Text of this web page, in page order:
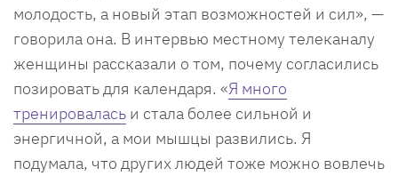
молодость, а новый этап возможностей и сил», —
говорила она. В интервью местному телеканалу
женщины рассказали о том, почему согласились
позировать для календаря. «Я много
тренировалась и стала более сильной и
энергичной, а мои мышцы развились. Я
подумала, что других людей тоже можно вовлечь